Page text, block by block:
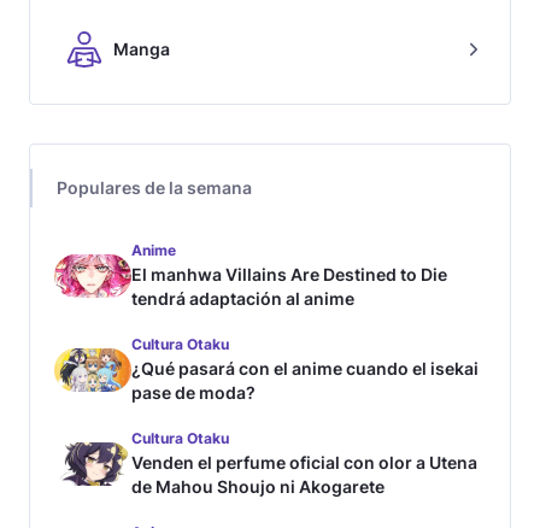
Manga
Populares de la semana
Anime
El manhwa Villains Are Destined to Die
tendrá adaptación al anime
Cultura Otaku
¿Qué pasará con el anime cuando el isekai
pase de moda?
Cultura Otaku
Venden el perfume oficial con olor a Utena
de Mahou Shoujo ni Akogarete